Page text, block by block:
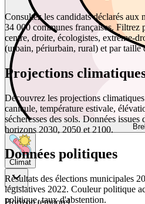
Climat
Consultez les candidats déclarés aux
34 000 communes françaises. Filtrez
centre, droite, écologistes, extrême-
(urbain, périurbain, rural) et par taille
Projections
Découvrez les projections
canicule, température estivale,
sécheresses des sols. Données
horizons 2030, 2050 et 2100.
Données politiques
Résultats des élections municipales
législatives 2022. Couleur politique
politique, taux d'abstention.